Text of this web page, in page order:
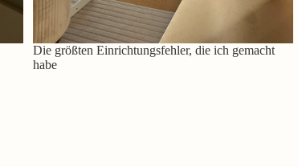
Die größten Einrichtungsfehler, die ich gemacht
habe